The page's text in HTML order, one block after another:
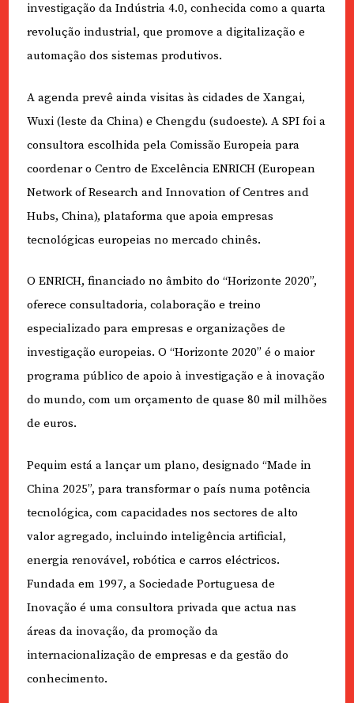
investigação da Indústria 4.0, conhecida como a quarta
revolução industrial, que promove a digitalização e
automação dos sistemas produtivos.
A agenda prevê ainda visitas às cidades de Xangai,
Wuxi (leste da China) e Chengdu (sudoeste). A SPI foi a
consultora escolhida pela Comissão Europeia para
coordenar o Centro de Excelência ENRICH (European
Network of Research and Innovation of Centres and
Hubs, China), plataforma que apoia empresas
tecnológicas europeias no mercado chinês.
O ENRICH, financiado no âmbito do “Horizonte 2020”,
oferece consultadoria, colaboração e treino
especializado para empresas e organizações de
investigação europeias. O “Horizonte 2020” é o maior
programa público de apoio à investigação e à inovação
do mundo, com um orçamento de quase 80 mil milhões
de euros.
Pequim está a lançar um plano, designado “Made in
China 2025”, para transformar o país numa potência
tecnológica, com capacidades nos sectores de alto
valor agregado, incluindo inteligência artificial,
energia renovável, robótica e carros eléctricos.
Fundada em 1997, a Sociedade Portuguesa de
Inovação é uma consultora privada que actua nas
áreas da inovação, da promoção da
internacionalização de empresas e da gestão do
conhecimento.